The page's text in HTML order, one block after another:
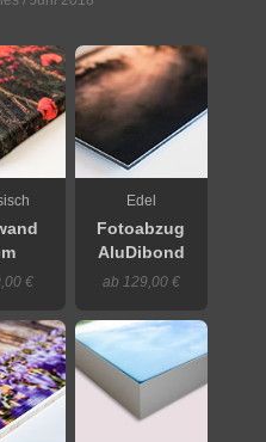
€
Edel
Fotoabzug
AluDibond
ab 129,00 €